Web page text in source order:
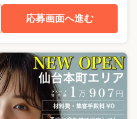
応募画面へ進む